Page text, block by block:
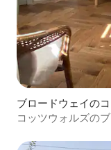
ブロードウェイの
コッツウォルズの